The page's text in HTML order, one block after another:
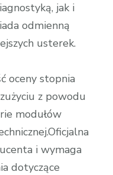
jak i
odmienną
usterek.
oceny stopnia
z powodu
modułów
i wymaga
dotyczące